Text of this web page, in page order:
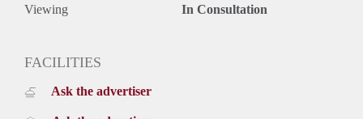
Viewing In Consultation
FACILITIES
Ask the advertiser